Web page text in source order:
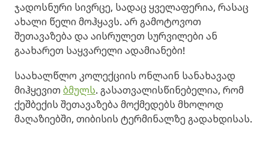
ჯადოსნური სივრცე, სადაც ყველაფერია, რასაც
ახალი წელი მოჰყავს. არ გამოტოვოთ
შეთავაზება და აისრულეთ სურვილები ან
გაახარეთ საყვარელი ადამიანები!
საახალწლო კოლექციის ონლაინ სანახავად
მიჰყევით ბმულს. გასათვალისწინებელია, რომ
ქეშბექის შეთავაზება მოქმედებს მხოლოდ
მაღაზიებში, თიბისის ტერმინალზე გადახდისას.